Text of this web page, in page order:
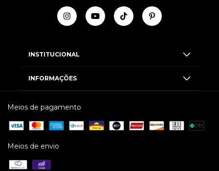
INSTITUCIONAL
INFORMAÇÕES
Meios de pagamento
Meios de envio